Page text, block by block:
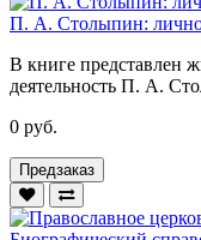
П. А. Столыпин:
В книге представлен
деятельность П. А.
0 руб.
Предзаказ